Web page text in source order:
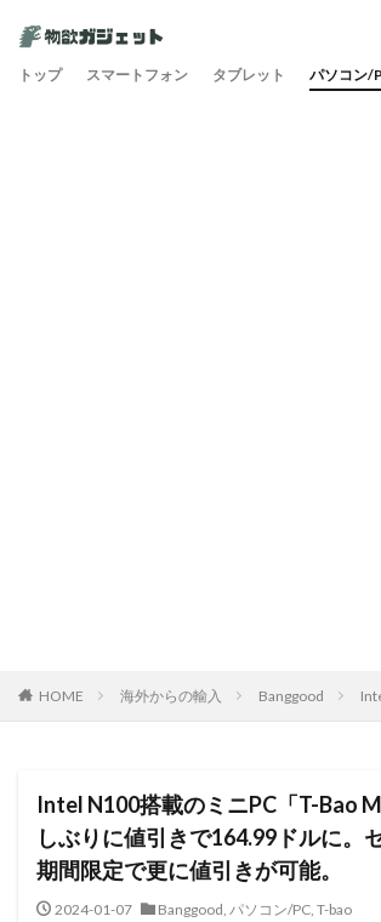
トップ スマートフォン タブレット パソコン/
HOME 海外からの輸入 Banggood
Intel N100搭載のミニPC「T-Bao
しぶりに値引きで164.99ドルに。
期間限定で更に値引きが可能。
2024-01-07 Banggood, パソコン/PC, T-bao